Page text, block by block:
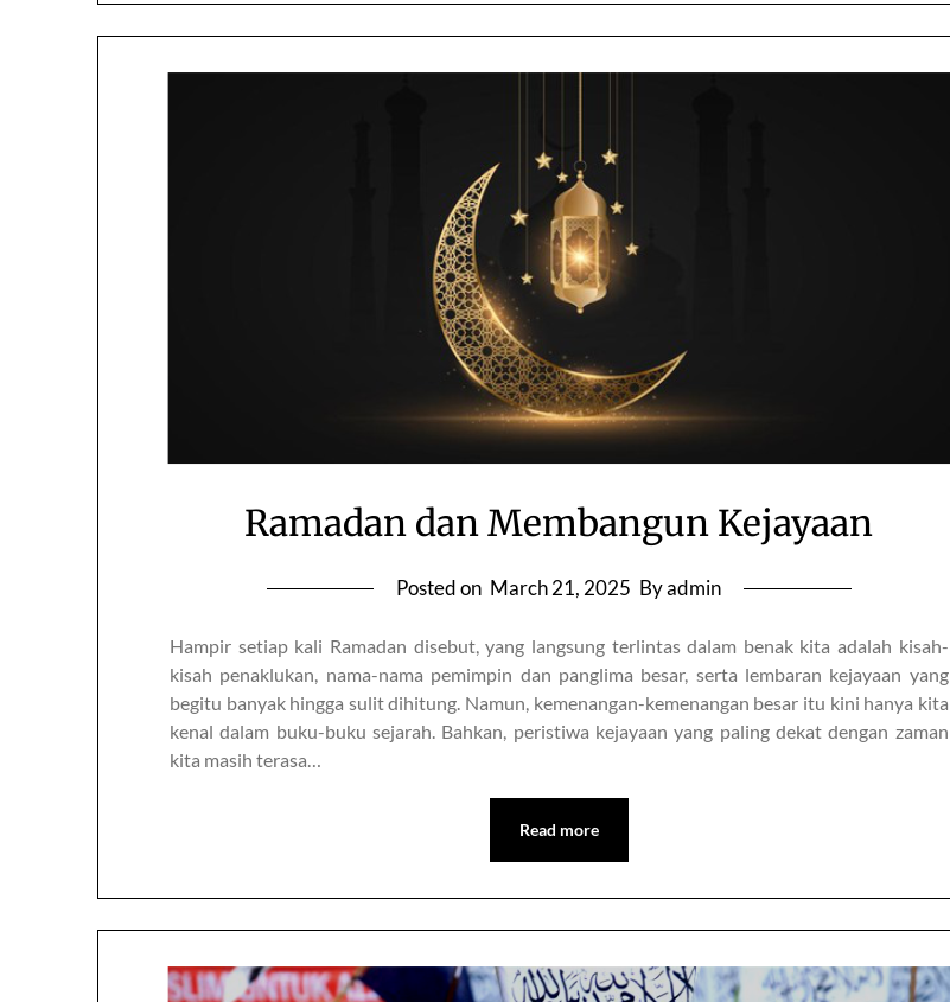
Ramadan dan Membangun Kejayaan
Posted on March 21, 2025 By admin
Hampir setiap kali Ramadan disebut, yang langsung terlintas dalam benak kita adalah kisah-
kisah penaklukan, nama-nama pemimpin dan panglima besar, serta lembaran kejayaan yang
begitu banyak hingga sulit dihitung. Namun, kemenangan-kemenangan besar itu kini hanya kita
kenal dalam buku-buku sejarah. Bahkan, peristiwa kejayaan yang paling dekat dengan zaman
kita masih terasa…
Read more